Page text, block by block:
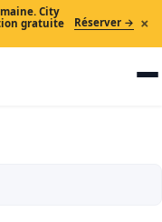
City
gratuite
Réserver → ×